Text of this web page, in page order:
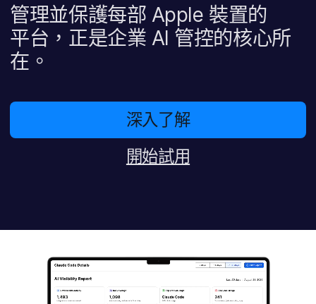
管理​並​保護​每​部 Apple 裝置​的​
平台，​正是​企業 AI 管控​的​核心​所​
在。
深入​了​解
開始​試用